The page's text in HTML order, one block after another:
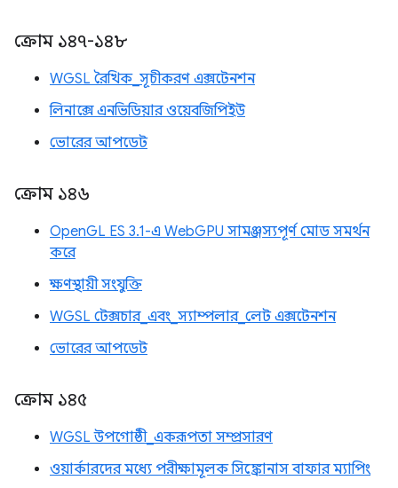
ক্রোম ১৪৭-১৪৮
WGSL রৈখিক_সূচীকরণ এক্সটেনশন
লিনাক্সে এনভিডিয়ার ওয়েবজিপিইউ
ভোরের আপডেট
ক্রোম ১৪৬
OpenGL ES 3.1-এ WebGPU সামঞ্জস্যপূর্ণ মোড সমর্থন
করে
ক্ষণস্থায়ী সংযুক্তি
WGSL টেক্সচার_এবং_স্যাম্পলার_লেট এক্সটেনশন
ভোরের আপডেট
ক্রোম ১৪৫
WGSL উপগোষ্ঠী_একরূপতা সম্প্রসারণ
ওয়ার্কারদের মধ্যে পরীক্ষামূলক সিঙ্ক্রোনাস বাফার ম্যাপিং